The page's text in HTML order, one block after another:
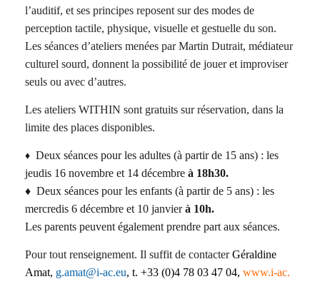
l’auditif, et ses principes reposent sur des modes de
perception tactile, physique, visuelle et gestuelle du son.
Les séances d’ateliers menées par Martin Dutrait, médiateur
culturel sourd, donnent la possibilité de jouer et improviser
seuls ou avec d’autres.
Les ateliers WITHIN sont gratuits sur réservation, dans la
limite des places disponibles.
♦ Deux séances pour les adultes (à partir de 15 ans) : les
jeudis 16 novembre et 14 décembre à 18h30.
♦ Deux séances pour les enfants (à partir de 5 ans) : les
mercredis 6 décembre et 10 janvierà 10h.
Les parents peuvent également prendre part aux séances.
Pour tout renseignement. Il suffit de contacterGéraldine
Amat, g.amat@i-ac.eu, t. +33 (0)4 78 03 47 04, www.i-ac.